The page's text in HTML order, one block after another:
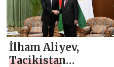
İlham Aliyev,
Tacikistan